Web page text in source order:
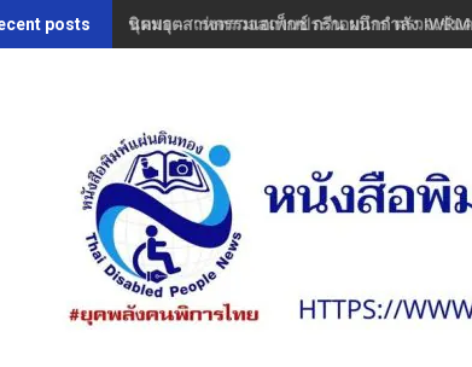
posts นิคมอุตสาหกรรมเอเพ็กซ์ กรีน ผนึกกำลัง